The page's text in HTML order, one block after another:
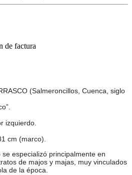
de factura
(Salmeroncillos, Cuenca, siglo
izquierdo.
cm (marco).
especializó principalmente en
de majos y majas, muy vinculados
de la época.